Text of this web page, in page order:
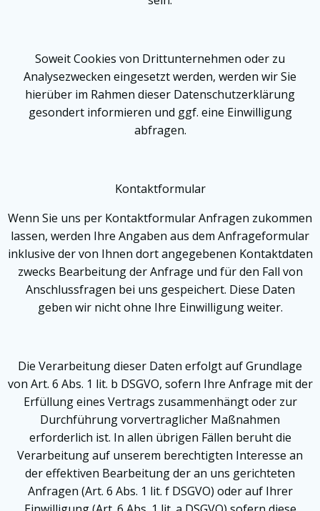
Soweit Cookies von Drittunternehmen oder zu
Analysezwecken eingesetzt werden, werden wir Sie
hierüber im Rahmen dieser Datenschutzerklärung
gesondert informieren und ggf. eine Einwilligung
abfragen.
Kontaktformular
Wenn Sie uns per Kontaktformular Anfragen zukommen
lassen, werden Ihre Angaben aus dem Anfrageformular
inklusive der von Ihnen dort angegebenen Kontaktdaten
zwecks Bearbeitung der Anfrage und für den Fall von
Anschlussfragen bei uns gespeichert. Diese Daten
geben wir nicht ohne Ihre Einwilligung weiter.
Die Verarbeitung dieser Daten erfolgt auf Grundlage
von Art. 6 Abs. 1 lit. b DSGVO, sofern Ihre Anfrage mit der
Erfüllung eines Vertrags zusammenhängt oder zur
Durchführung vorvertraglicher Maßnahmen
erforderlich ist. In allen übrigen Fällen beruht die
Verarbeitung auf unserem berechtigten Interesse an
der effektiven Bearbeitung der an uns gerichteten
Anfragen (Art. 6 Abs. 1 lit. f DSGVO) oder auf Ihrer